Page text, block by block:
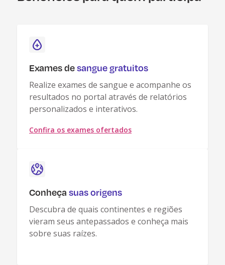
Exames desangue gratuitos
Realize exames de sangue e acompanhe os
resultados no portal através de relatórios
personalizados e interativos.
Confira os exames ofertados
Conheça suas origens
Descubra de quais continentes e regiões
vieram seus antepassados e conheça mais
sobre suas raízes.